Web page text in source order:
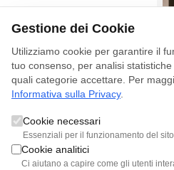
Gestione dei Cookie
Utilizziamo cookie per garantire il
tuo consenso, per analisi
quali categorie accettare. Per
Informativa sulla Privacy.
Cookie necessari
Essenziali per il funzionamento del
Cookie analitici
Ci aiutano a capire come gli utenti